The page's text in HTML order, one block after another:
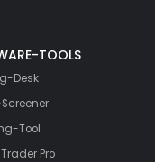
TOOLS
Desk
Tool
Pro